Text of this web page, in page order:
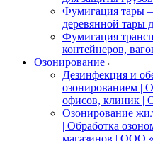
Фумигация тары
деревянной тары
Фумигация
контейнеров,
Озонирование
Дезинфекция и
озонированием |
офисов, клиник
Озонирование
| Обработка
магазинов | ООО